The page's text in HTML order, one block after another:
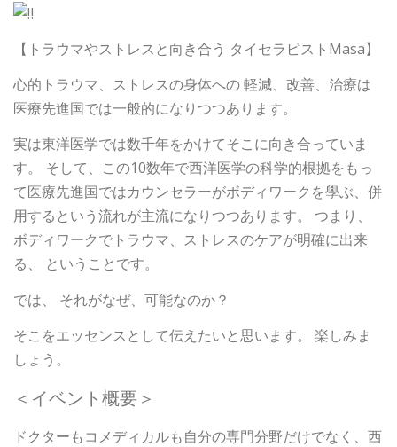
【トラウマやストレスと向き合う タイセラピストMasa】
心的トラウマ、ストレスの身体への 軽減、改善、治療は
医療先進国では一般的になりつつあります。
実は東洋医学では数千年をかけてそこに向き合っていま
す。 そして、この10数年で西洋医学の科学的根拠をもっ
て医療先進国ではカウンセラーがボディワークを學ぶ、併
用するという流れが主流になりつつあります。 つまり、
ボディワークでトラウマ、ストレスのケアが明確に出来
る、 ということです。
では、 それがなぜ、可能なのか？
そこをエッセンスとして伝えたいと思います。 楽しみま
しょう。
＜イベント概要＞
ドクターもコメディカルも自分の専門分野だけでなく、西